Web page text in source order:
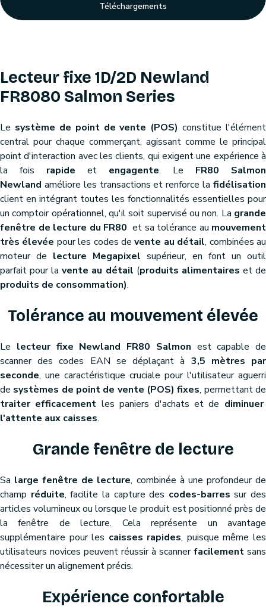
Téléchargements
Lecteur fixe 1D/2D Newland
FR8080 Salmon Series
Le système de point de vente (POS) constitue l'élément
central pour chaque commerçant, agissant comme le principal
point d'interaction avec les clients, qui exigent une expérience à
la fois rapide et engagente. Le FR80 Salmon
Newland améliore les transactions et renforce la fidélisation
client en intégrant toutes les fonctionnalités essentielles pour
un comptoir opérationnel, qu'il soit supervisé ou non. La grande
fenêtre de lecture du FR80 et sa tolérance au mouvement
très élevée pour les codes devente au détail, combinées au
moteur de lecture Megapixel supérieur, en font un outil
parfait pour lavente au détail (produits alimentaires et de
produits de consommation).
Tolérance au mouvement élevée
Le lecteur fixe Newland FR80 Salmon est capable de
scanner des codes EAN se déplaçant à 3,5 mètres par
seconde, une caractéristique cruciale pour l'utilisateur aguerri
de systèmes de point de vente (POS) fixes, permettant de
traiter efficacement les paniers d'achats et de diminuer
l'attente aux caisses.
Grande fenêtre de lecture
Sa large fenêtre de lecture, combinée à une profondeur de
champ réduite, facilite la capture des codes-barres sur des
articles volumineux ou lorsque le produit est positionné près de
la fenêtre de lecture. Cela représente un avantage
supplémentaire pour les caisses rapides, puisque même les
utilisateurs novices peuvent réussir à scannerfacilement sans
nécessiter un alignement précis.
Expérience confortable